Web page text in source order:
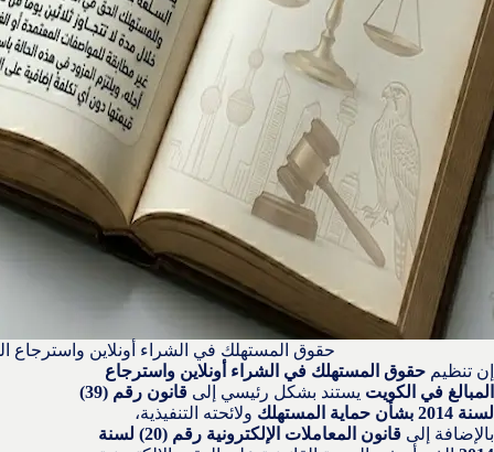
حقوق المستهلك في الشراء أونلاين واسترجاع
إن تنظيم حقوق المستهلك في الشراء أونلاين واسترجاع
المبالغ في الكويت يستند بشكل رئيسي إلى
قانون رقم (39)
لسنة 2014 بشأن حماية المستهلك
ولائحته التنفيذية،
بالإضافة إلى
قانون المعاملات الإلكترونية رقم (20) لسنة